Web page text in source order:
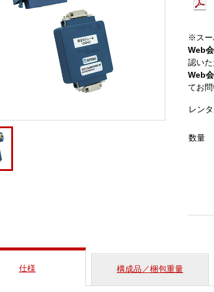
※スー
Web
認い
Web
てお
レン
数量
仕様 構成品／梱包重量